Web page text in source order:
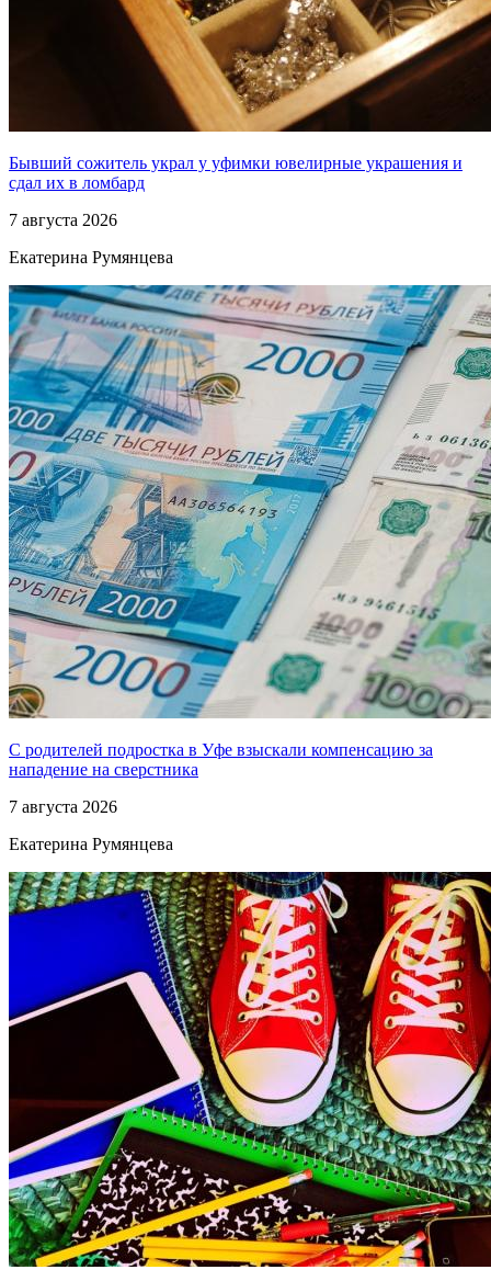
Бывший сожитель украл у уфимки ювелирные украшения и
сдал их в ломбард
7 августа 2026
Екатерина Румянцева
С родителей подростка в Уфе взыскали компенсацию за
нападение на сверстника
7 августа 2026
Екатерина Румянцева